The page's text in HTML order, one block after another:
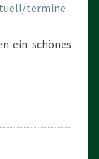
termine
ein schönes